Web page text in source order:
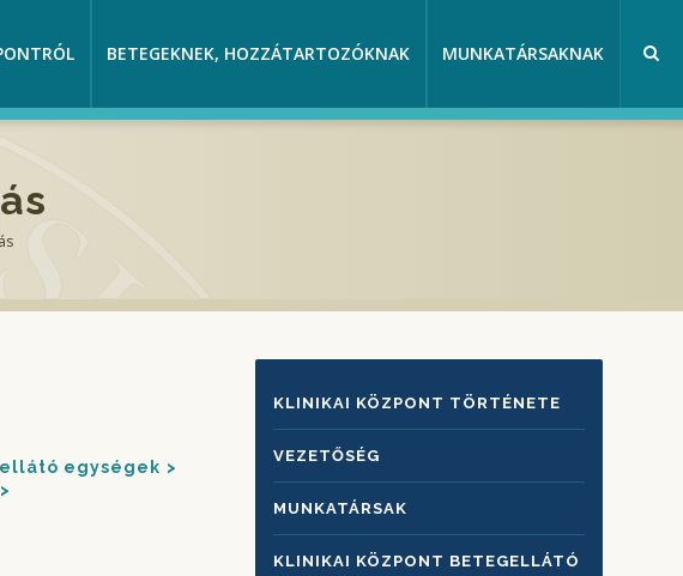
BETEGEKNEK, HOZZÁTARTOZÓKNAK MUNKATÁRSAKNAK
egységek
KLINIKAI
KÖZPONTRÓL
KLINIKAI KÖZPONT TÖRTÉNETE
VEZETŐSÉG
MUNKATÁRSAK
KLINIKAI KÖZPONT BETEGELLÁTÓ